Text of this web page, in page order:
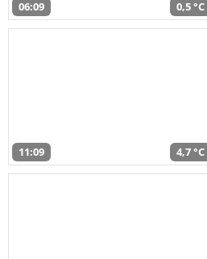
06:09 0,5 °C
11:09 4,7 °C